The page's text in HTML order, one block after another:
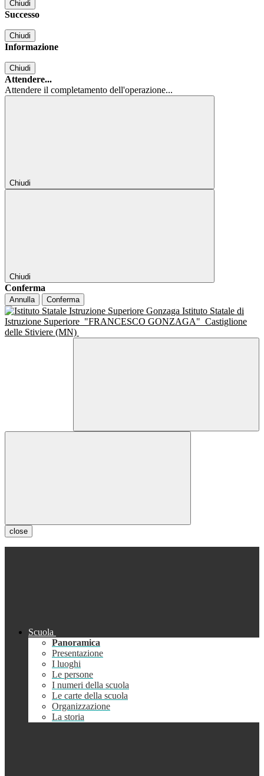
Chiudi
Successo
Chiudi
Informazione
Chiudi
Attendere...
Attendere il completamento dell'operazione...
Chiudi
Chiudi
Conferma
Annulla Conferma
Istituto Statale di
Istruzione Superiore "FRANCESCO GONZAGA" Castiglione
delle Stiviere (MN)
close
Scuola
Panoramica
Presentazione
I luoghi
Le persone
I numeri della scuola
Le carte della scuola
Organizzazione
La storia